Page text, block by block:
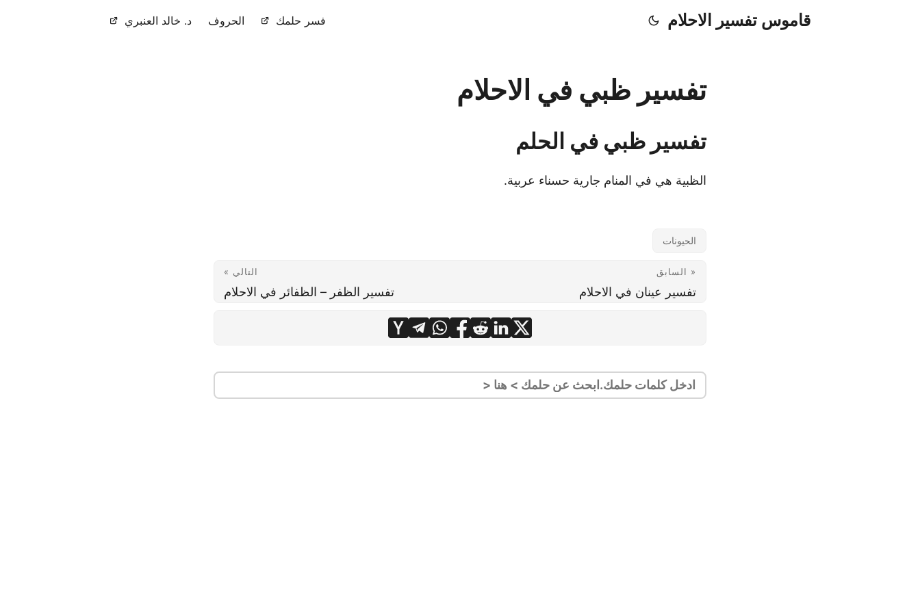
قاموس تفسير الاحلام فسر حلمك الحروف د. خالد العنبري
تفسير ظبي في الاحلام
تفسير ظبي في الحلم
الظبية هي في المنام جارية حسناء عربية.
الحيونات
« السابق
تفسير عينان في الاحلام
التالي »
تفسير الظفر – الظفائر في الاحلام